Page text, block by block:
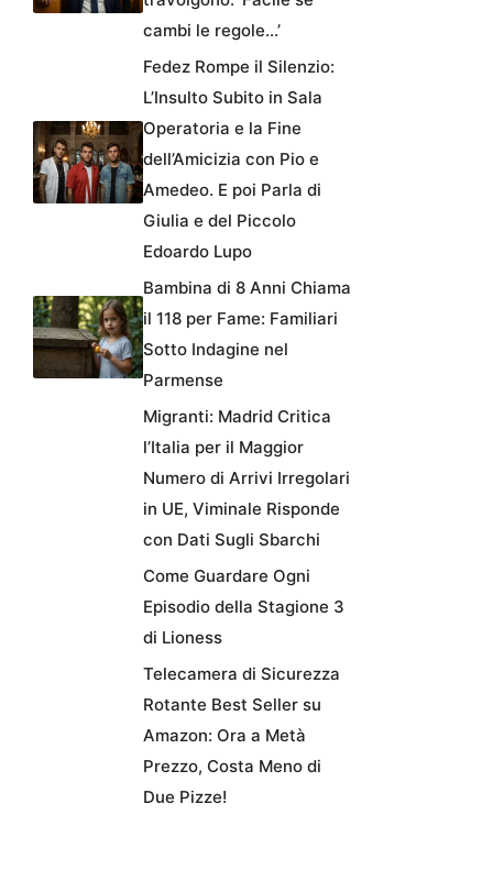
cambi le regole…’
Fedez Rompe il Silenzio:
L’Insulto Subito in Sala
Operatoria e la Fine
dell’Amicizia con Pio e
Amedeo. E poi Parla di
Giulia e del Piccolo
Edoardo Lupo
Bambina di 8 Anni Chiama
il 118 per Fame: Familiari
Sotto Indagine nel
Parmense
Migranti: Madrid Critica
l’Italia per il Maggior
Numero di Arrivi Irregolari
in UE, Viminale Risponde
con Dati Sugli Sbarchi
Come Guardare Ogni
Episodio della Stagione 3
di Lioness
Telecamera di Sicurezza
Rotante Best Seller su
Amazon: Ora a Metà
Prezzo, Costa Meno di
Due Pizze!